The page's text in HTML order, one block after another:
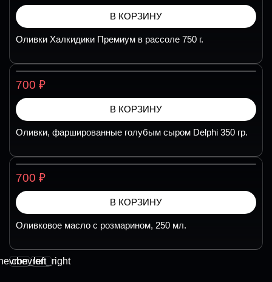
В КОРЗИНУ
Оливки Халкидики Премиум в рассоле 750 г.
700 ₽
В КОРЗИНУ
Оливки, фаршированные голубым сыром Delphi 350 гр.
700 ₽
В КОРЗИНУ
Оливковое масло с розмарином, 250 мл.
chevron_right